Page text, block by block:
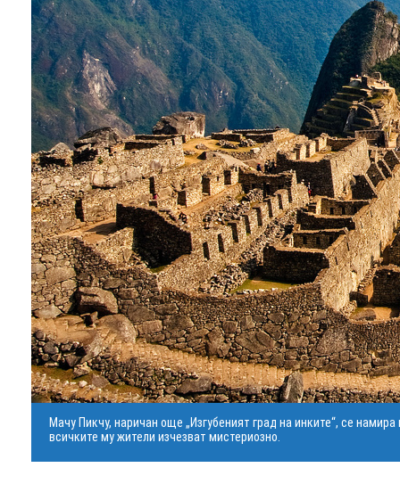
Мачу Пикчу, наричан още „Изгубеният град на инките“, се
всичките му жители изчезват мистериозно.